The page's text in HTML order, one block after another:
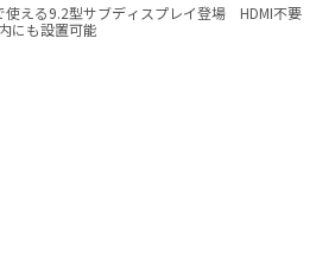
使える9.2型サブディスプレイ登場 HDMI不要
にも設置可能